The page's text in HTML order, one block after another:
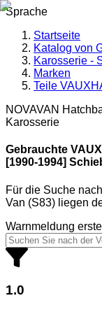
Sprache
Startseite
Katalog von
Karosserie -
Marken
Teile
NOVAVAN
Karosserie
Gebrauchte
[1990-1994]
Für die Suche nach
Van (S83) liegen
Warnmeldung
1.0